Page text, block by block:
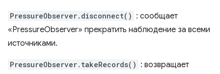
PressureObserver.disconnect() : сообщает
«PressureObserver» прекратить наблюдение за всеми
источниками.
PressureObserver.takeRecords() : возвращает